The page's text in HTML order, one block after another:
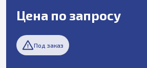
Цена по запросу
Под заказ